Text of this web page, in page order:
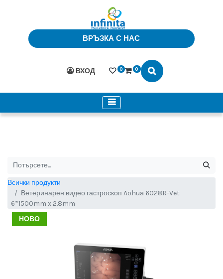
ВРЪЗКА С НАС
ВХОД 0 0
Всички продукти
Ветеринарен видео гастроскоп Aohua 6028R-Vet
6*1500mm x 2.8mm
НОВО